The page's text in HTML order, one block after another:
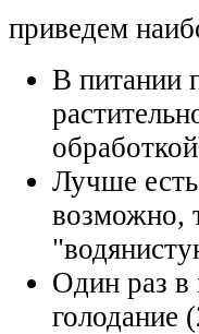
приведем
В питании
Лучше
возможно,
Один раз в
голодание